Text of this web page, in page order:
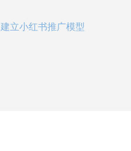
建立小红书推广模型